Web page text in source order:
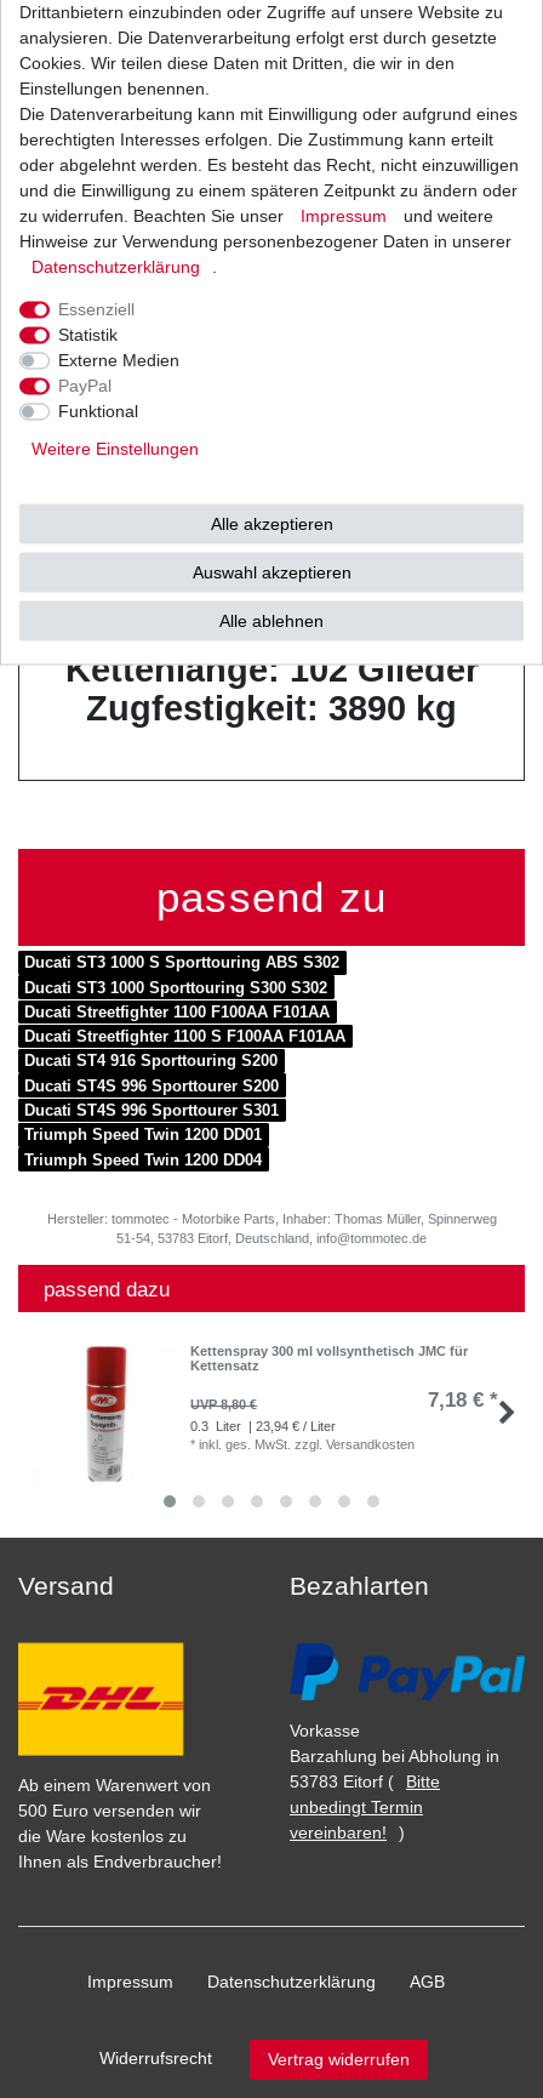
Neue Kette
D.I.D X-Ring
Musterbild
Kettentyp: VM extra verstärkt
Farbe: gold / schwarz
Zustand: offen mit
Nietschloss
Kettenteilung: 525 / 5/8" x
5/16"
Kettenlänge: 102 Glieder
Zugfestigkeit: 3890 kg
passend zu
Ducati ST3 1000 S Sporttouring ABS S302
Ducati ST3 1000 Sporttouring S300 S302
Ducati Streetfighter 1100 F100AA F101AA
Ducati Streetfighter 1100 S F100AA F101AA
Ducati ST4 916 Sporttouring S200
Ducati ST4S 996 Sporttourer S200
Ducati ST4S 996 Sporttourer S301
Triumph Speed Twin 1200 DD01
Triumph Speed Twin 1200 DD04
Hersteller: tommotec - Motorbike Parts, Inhaber: Thomas Müller, Spinnerweg
51-54, 53783 Eitorf, Deutschland, info@tommotec.de
passend dazu
Kettenspray 300 ml vollsynthetisch JMC für
Kettensatz
UVP 8,80 € 7,18 € *
0.3 Liter | 23,94 € / Liter
*inkl. ges. MwSt. zzgl.Versandkosten
Versand
Ab einem Warenwert von
500 Euro versenden wir
die Ware kostenlos zu
Ihnen als Endverbraucher!
Bezahlarten
Vorkasse
Barzahlung bei Abholung in
53783 Eitorf (
Bitte
unbedingt Termin
vereinbaren!
)
Impressum Daten­schutz­erklärung AGB
Widerrufs­recht Vertrag widerrufen
Drittanbietern einzubinden oder Zugriffe auf unsere Website zu
analysieren. Die Datenverarbeitung erfolgt erst durch gesetzte
Cookies. Wir teilen diese Daten mit Dritten, die wir in den
Einstellungen benennen.
Die Datenverarbeitung kann mit Einwilligung oder aufgrund eines
berechtigten Interesses erfolgen. Die Zustimmung kann erteilt
oder abgelehnt werden. Es besteht das Recht, nicht einzuwilligen
und die Einwilligung zu einem späteren Zeitpunkt zu ändern oder
zu widerrufen. Beachten Sie unser
Impressum
und weitere
Hinweise zur Verwendung personenbezogener Daten in unserer
Daten­schutz­erklärung
Essenziell
Statistik
Externe Medien
PayPal
Funktional
Weitere Einstellungen
Alle akzeptieren
Auswahl akzeptieren
Alle ablehnen